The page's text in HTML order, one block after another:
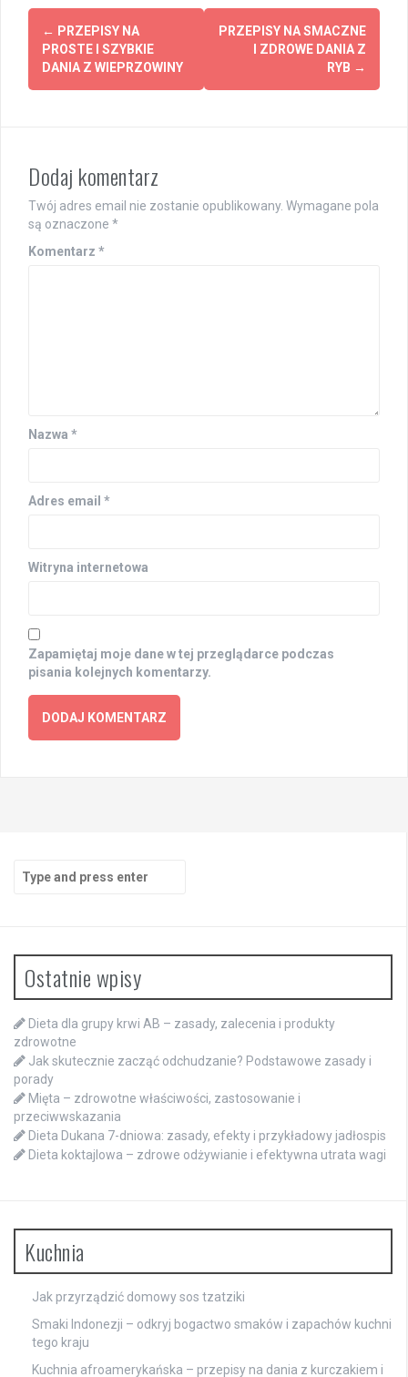
Post
navigation
← PRZEPISY NA
PROSTE I SZYBKIE
DANIA Z WIEPRZOWINY
PRZEPISY NA SMACZNE
I ZDROWE DANIA Z
RYB →
Dodaj komentarz
Twój adres email nie zostanie opublikowany. Wymagane pola
są oznaczone *
Komentarz *
Nazwa *
Adres email *
Witryna internetowa
Zapamiętaj moje dane w tej przeglądarce podczas
pisania kolejnych komentarzy.
for:
Ostatnie wpisy
Dieta dla grupy krwi AB – zasady, zalecenia i produkty
zdrowotne
Jak skutecznie zacząć odchudzanie? Podstawowe zasady i
porady
Mięta – zdrowotne właściwości, zastosowanie i
przeciwwskazania
Dieta Dukana 7-dniowa: zasady, efekty i przykładowy jadłospis
Dieta koktajlowa – zdrowe odżywianie i efektywna utrata wagi
Kuchnia
Jak przyrządzić domowy sos tzatziki
Smaki Indonezji – odkryj bogactwo smaków i zapachów kuchni
tego kraju
Kuchnia afroamerykańska – przepisy na dania z kurczakiem i